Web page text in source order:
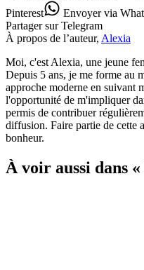
Pinterest
Envoyervia
Partagersur Telegram
À propos de l’auteur, Alexia
Moi, c'est Alexia, une jeune
Depuis 5 ans, je me forme au
approche moderne en suivant
l'opportunité de m'impliquer
permis de contribuer
diffusion. Faire partie de cette
bonheur.
À voir aussi dans